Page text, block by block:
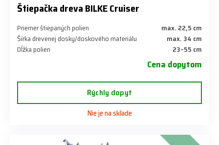
Štiepačka dreva BILKE Cruiser
Priemer štiepaných polien
max. 22,5 cm
Šírka drevenej dosky/doskového materiálu
max. 34 cm
Dĺžka polien
23–55 cm
Cena dopytom
Rýchly dopyt
Nie je na sklade